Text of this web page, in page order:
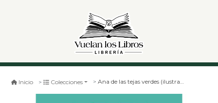
Inicio Colecciones Ana de las tejas verdes (ilustrado)